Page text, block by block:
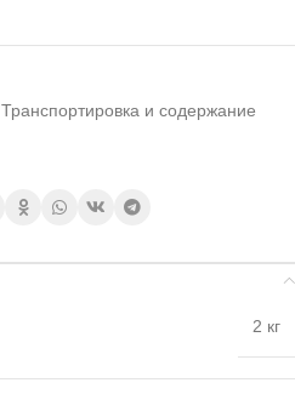
Транспортировка и содержание
2 кг